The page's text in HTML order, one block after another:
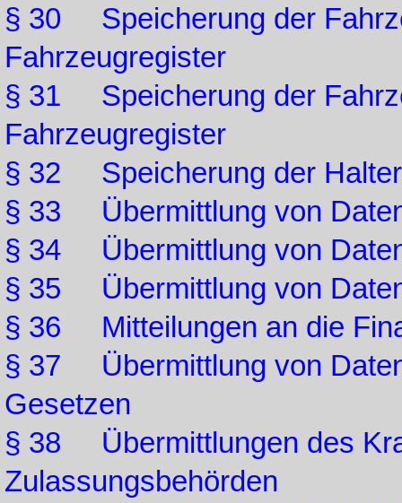
§ 30 Speicherung der
Fahrzeugregister
§ 31 Speicherung der
Fahrzeugregister
§ 32 Speicherung der
§ 33 Übermittlung von
§ 34 Übermittlung von
§ 35 Übermittlung von
§ 36 Mitteilungen an die
§ 37 Übermittlung von
Gesetzen
§ 38 Übermittlungen des
Zulassungsbehörden